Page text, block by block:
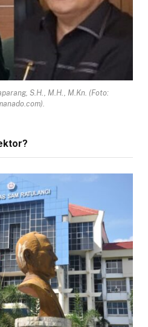
S.H., M.H., M.Kn. (Foto: